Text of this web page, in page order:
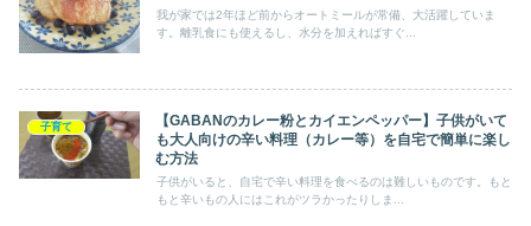
我が家では2年ほど前からオートミールが常備、大活躍していま
す。離乳食にも使えるし、水分を加えればすぐ...
子育て
【GABANのカレー粉とカイエンペッパー】子供がいて
も大人向けの辛い料理（カレー等）を自宅で簡単に楽し
む方法
子供がいると、自宅で辛い料理を食べるのは難しいものです。もと
もと辛いもの人にはこれがツラかったりしま...